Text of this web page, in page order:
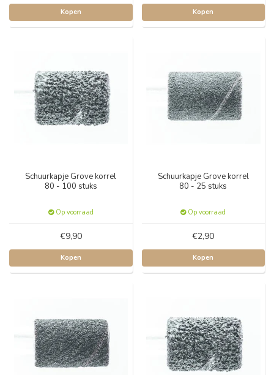
Kopen Kopen
Schuurkapje Grove korrel
80 - 100 stuks
Op voorraad
€9,90
Kopen
Schuurkapje Grove korrel
80 - 25 stuks
Op voorraad
€2,90
Kopen